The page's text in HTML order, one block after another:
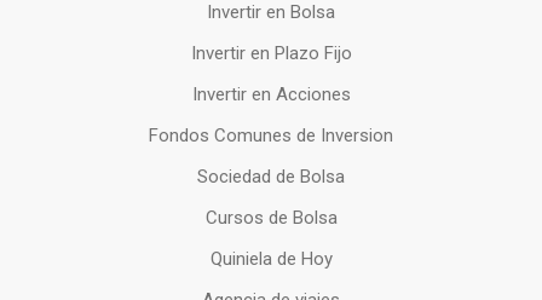
Invertir en Bolsa
Invertir en Plazo Fijo
Invertir en Acciones
Fondos Comunes de Inversion
Sociedad de Bolsa
Cursos de Bolsa
Quiniela de Hoy